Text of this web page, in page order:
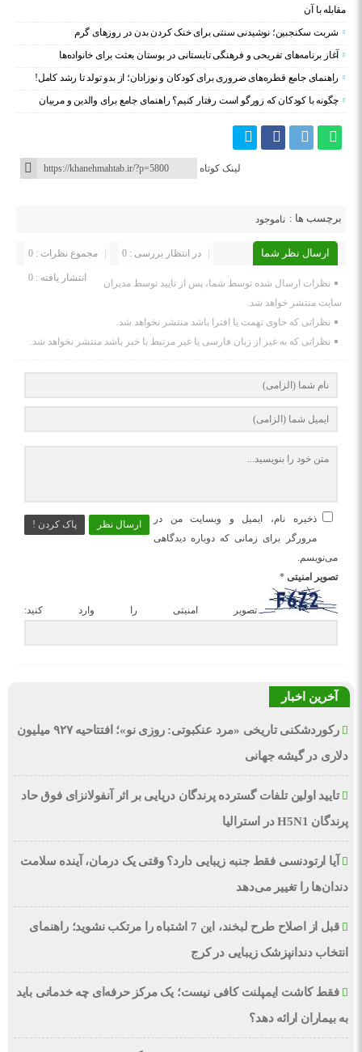
مقابله با آن
شربت سکنجبین؛ نوشیدنی سنتی برای خنک‌ کردن بدن در روزهای گرم
آغاز برنامه‌های تفریحی و فرهنگی تابستانی در بوستان بعثت برای خانواده‌ها
راهنمای جامع قطره‌های ضروری برای کودکان و نوزادان؛ از بدو تولد تا رشد کامل!
چگونه با کودکان که زورگو است رفتار کنیم؟ راهنمای جامع برای والدین و مربیان
لینک کوتاه
برچسب ها : ناموجود
ارسال نظر شما مجموع نظرات : 0 در انتظار بررسی : 0
انتشار یافته : 0
نظرات ارسال شده توسط شما، پس از تایید توسط مدیران
سایت منتشر خواهد شد.
نظراتی که حاوی تهمت یا افترا باشد منتشر نخواهد شد.
نظراتی که به غیر از زبان فارسی یا غیر مرتبط با خبر باشد منتشر نخواهد شد.
ارسال نظر پاک کردن !
ذخیره نام، ایمیل و وبسایت من در
مرورگر برای زمانی که دوباره دیدگاهی
می‌نویسم.
تصویر امنیتی *
تصویر امنیتی را وارد کنید:
آخرین اخبار
رکوردشکنی تاریخی «مرد عنکبوتی: روزی نو»؛ افتتاحیه ۹۲۷ میلیون
دلاری در گیشه جهانی
تایید اولین تلفات گسترده پرندگان دریایی بر اثر آنفولانزای فوق حاد
پرندگان H5N1 در استرالیا
آیا ارتودنسی فقط جنبه زیبایی دارد؟ وقتی یک درمان، آینده سلامت
دندان‌ها را تغییر می‌دهد
قبل از اصلاح طرح لبخند، این 7 اشتباه را مرتکب نشوید؛ راهنمای
انتخاب دندانپزشک زیبایی در کرج
فقط کاشت ایمپلنت کافی نیست؛ یک مرکز حرفه‌ای چه خدماتی باید
به بیماران ارائه دهد؟